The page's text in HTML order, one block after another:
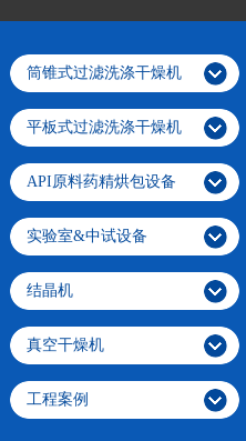
筒锥式过滤洗涤干燥机
平板式过滤洗涤干燥机
API原料药精烘包设备
实验室&中试设备
结晶机
真空干燥机
工程案例